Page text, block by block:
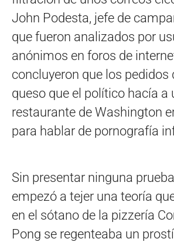
John Podesta, jefe de
que fueron analizados por
anónimos en foros de
concluyeron que los pedidos
queso que el político hacía a
restaurante de Washington
para hablar de pornografía
Sin presentar ninguna
empezó a tejer una teoría
en el sótano de la pizzería
Pong se regenteaba un